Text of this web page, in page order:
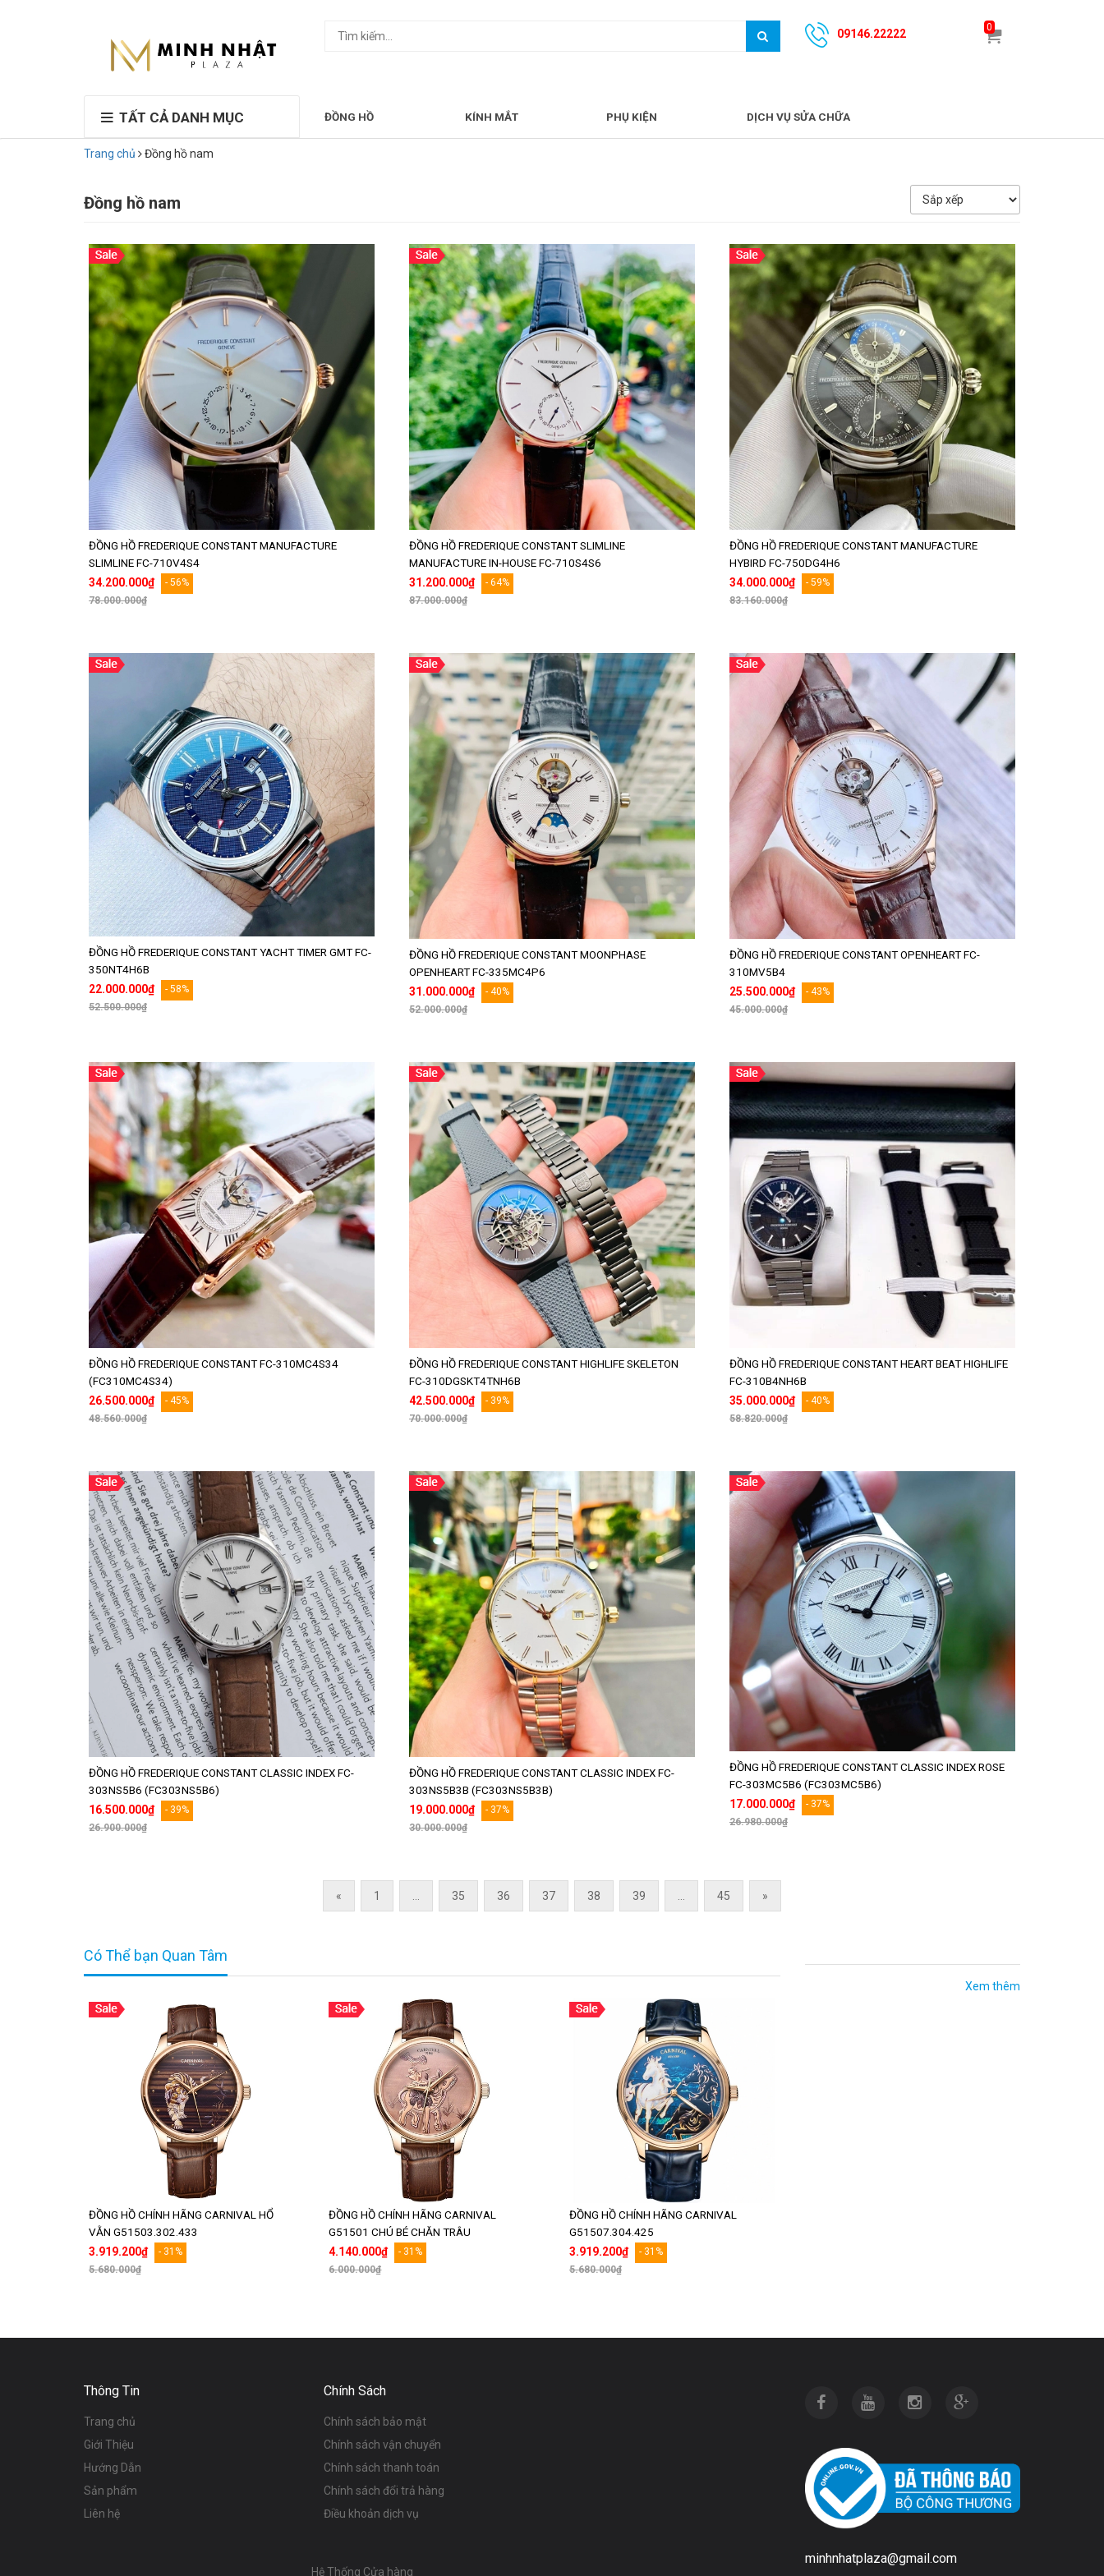
09146.22222
0
TẤT CẢ DANH MỤC ĐỒNG HỒ KÍNH MẮT PHỤ KIỆN DỊCH VỤ SỬA CHỮA
Trang chủ Đồng hồ nam
Đồng hồ nam
ĐỒNG HỒ FREDERIQUE CONSTANT MANUFACTURE
SLIMLINE FC-710V4S4
34.200.000₫
- 56%
78.000.000₫
ĐỒNG HỒ FREDERIQUE CONSTANT SLIMLINE
MANUFACTURE IN-HOUSE FC-710S4S6
31.200.000₫
- 64%
87.000.000₫
ĐỒNG HỒ FREDERIQUE CONSTANT MANUFACTURE
HYBIRD FC-750DG4H6
34.000.000₫
- 59%
83.160.000₫
ĐỒNG HỒ FREDERIQUE CONSTANT YACHT TIMER GMT FC-
350NT4H6B
22.000.000₫
- 58%
52.500.000₫
ĐỒNG HỒ FREDERIQUE CONSTANT MOONPHASE
OPENHEART FC-335MC4P6
31.000.000₫
- 40%
52.000.000₫
ĐỒNG HỒ FREDERIQUE CONSTANT OPENHEART FC-
310MV5B4
25.500.000₫
- 43%
45.000.000₫
ĐỒNG HỒ FREDERIQUE CONSTANT FC-310MC4S34
(FC310MC4S34)
26.500.000₫
- 45%
48.560.000₫
ĐỒNG HỒ FREDERIQUE CONSTANT HIGHLIFE SKELETON
FC-310DGSKT4TNH6B
42.500.000₫
- 39%
70.000.000₫
ĐỒNG HỒ FREDERIQUE CONSTANT HEART BEAT HIGHLIFE
FC-310B4NH6B
35.000.000₫
- 40%
58.820.000₫
ĐỒNG HỒ FREDERIQUE CONSTANT CLASSIC INDEX FC-
303NS5B6 (FC303NS5B6)
16.500.000₫
- 39%
26.900.000₫
ĐỒNG HỒ FREDERIQUE CONSTANT CLASSIC INDEX FC-
303NS5B3B (FC303NS5B3B)
19.000.000₫
- 37%
30.000.000₫
ĐỒNG HỒ FREDERIQUE CONSTANT CLASSIC INDEX ROSE
FC-303MC5B6 (FC303MC5B6)
17.000.000₫
- 37%
26.980.000₫
« 1 35 36 37 38 39 45 »
Có Thể bạn Quan Tâm
ĐỒNG HỒ CHÍNH HÃNG CARNIVAL HỔ
VẰN G51503.302.433
3.919.200₫
- 31%
5.680.000₫
ĐỒNG HỒ CHÍNH HÃNG CARNIVAL
G51501 CHÚ BÉ CHĂN TRÂU
4.140.000₫
- 31%
6.000.000₫
ĐỒNG HỒ CHÍNH HÃNG CARNIVAL
G51507.304.425
3.919.200₫
- 31%
5.680.000₫
Xem thêm
Thông Tin
Trang chủ
Giới Thiệu
Hướng Dẫn
Sản phẩm
Liên hệ
Chính Sách
Chính sách bảo mật
Chính sách vận chuyển
Chính sách thanh toán
Chính sách đổi trả hàng
Điều khoản dịch vụ
Hệ Thống Cửa hàng
minhnhatplaza@gmail.com